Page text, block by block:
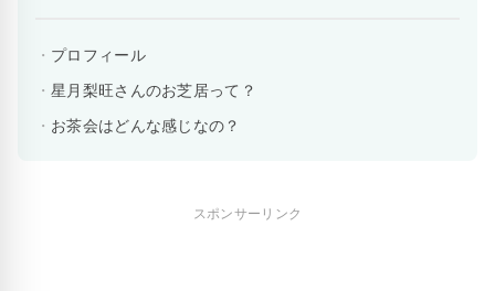
プロフィール
星月梨旺さんのお芝居って？
お茶会はどんな感じなの？
スポンサーリンク